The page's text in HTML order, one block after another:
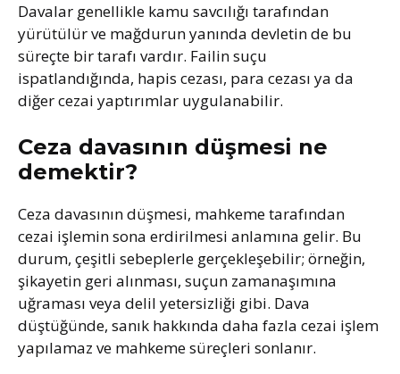
Davalar genellikle kamu savcılığı tarafından
yürütülür ve mağdurun yanında devletin de bu
süreçte bir tarafı vardır. Failin suçu
ispatlandığında, hapis cezası, para cezası ya da
diğer cezai yaptırımlar uygulanabilir.
Ceza davasının düşmesi ne
demektir?
Ceza davasının düşmesi, mahkeme tarafından
cezai işlemin sona erdirilmesi anlamına gelir. Bu
durum, çeşitli sebeplerle gerçekleşebilir; örneğin,
şikayetin geri alınması, suçun zamanaşımına
uğraması veya delil yetersizliği gibi. Dava
düştüğünde, sanık hakkında daha fazla cezai işlem
yapılamaz ve mahkeme süreçleri sonlanır.